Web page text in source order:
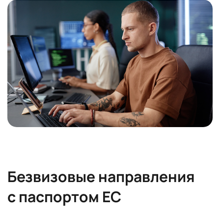
Безвизовые направления
с паспортом ЕС